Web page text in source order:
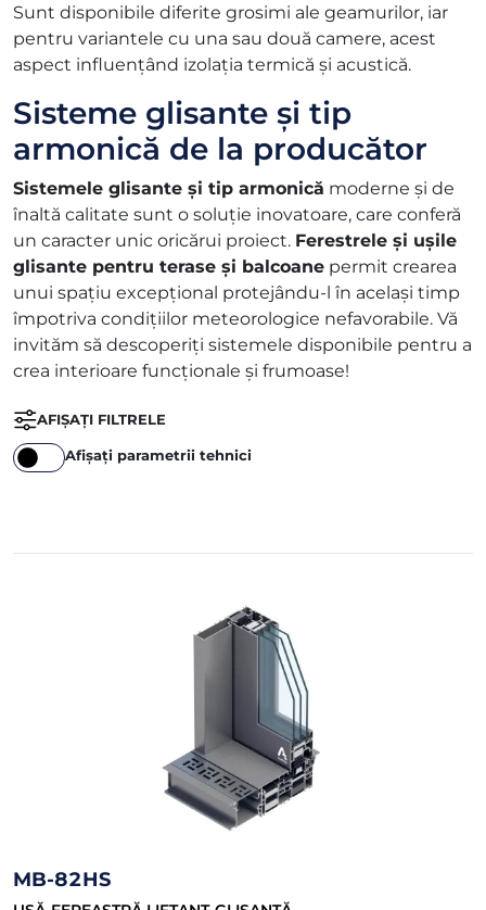
Sunt disponibile diferite grosimi ale geamurilor, iar
pentru variantele cu una sau două camere, acest
aspect influențând izolația termică și acustică.
Sisteme glisante și tip
armonică de la producător
Sistemele glisante și tip armonică moderne și de
înaltă calitate sunt o soluție inovatoare, care conferă
un caracter unic oricărui proiect. Ferestrele și ușile
glisante pentru terase și balcoane permit crearea
unui spațiu excepțional protejându-l în același timp
împotriva condițiilor meteorologice nefavorabile. Vă
invităm să descoperiți sistemele disponibile pentru a
crea interioare funcționale și frumoase!
AFIȘAȚI FILTRELE
Afișați parametrii tehnici
MB-82HS